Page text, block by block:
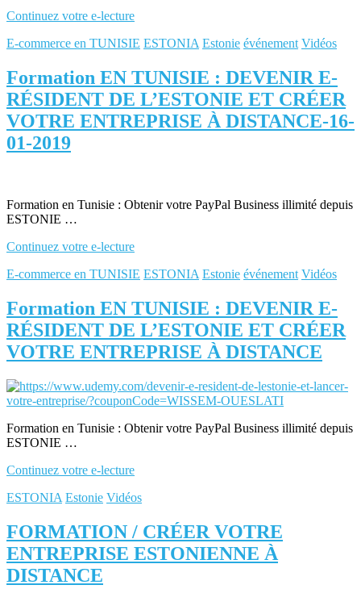
Continuez votre e-lecture
E-commerce en TUNISIE ESTONIA Estonie événement Vidéos
Formation EN TUNISIE : DEVENIR E-
RÉSIDENT DE L’ESTONIE ET CRÉER
VOTRE ENTREPRISE À DISTANCE-16-
01-2019
Formation en Tunisie : Obtenir votre PayPal Business illimité depuis
ESTONIE …
Continuez votre e-lecture
E-commerce en TUNISIE ESTONIA Estonie événement Vidéos
Formation EN TUNISIE : DEVENIR E-
RÉSIDENT DE L’ESTONIE ET CRÉER
VOTRE ENTREPRISE À DISTANCE
Formation en Tunisie : Obtenir votre PayPal Business illimité depuis
ESTONIE …
Continuez votre e-lecture
ESTONIA Estonie Vidéos
FORMATION / CRÉER VOTRE
ENTREPRISE ESTONIENNE À
DISTANCE